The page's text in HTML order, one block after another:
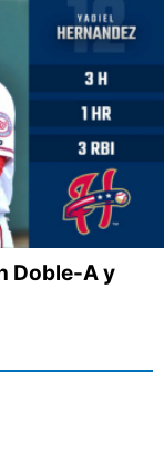
Doble-A y